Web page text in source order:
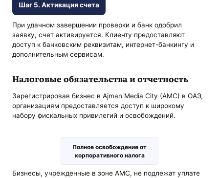
Шаг 5. Активация счета
При удачном завершении проверки и банк одобрил
заявку, счет активируется. Клиенту предоставляют
доступ к банковским реквизитам, интернет-банкингу и
дополнительным сервисам.
Налоговые обязательства и отчетность
Зарегистрировав бизнес в Ajman Media City (AMC) в ОАЭ,
организациям предоставляется доступ к широкому
набору фискальных привилегий и освобождений.
Полное освобождение от
корпоративного налога
Бизнесы, учрежденные в зоне AMC, не подлежат уплате